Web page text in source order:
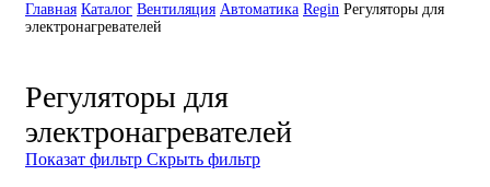
Главная Каталог Вентиляция Автоматика Regin Регуляторы для
электронагревателей
Регуляторы для
электронагревателей
Показат фильтр Скрыть фильтр